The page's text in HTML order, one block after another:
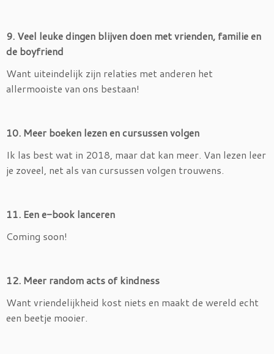
9. Veel leuke dingen blijven doen met vrienden, familie en
de boyfriend
Want uiteindelijk zijn relaties met anderen het
allermooiste van ons bestaan!
10. Meer boeken lezen en cursussen volgen
Ik las best wat in 2018, maar dat kan meer. Van lezen leer
je zoveel, net als van cursussen volgen trouwens.
11. Een e-book lanceren
Coming soon!
12. Meer random acts of kindness
Want vriendelijkheid kost niets en maakt de wereld echt
een beetje mooier.